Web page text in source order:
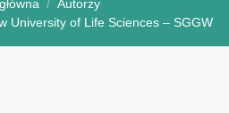
Autorzy
University of Life Sciences – SGGW